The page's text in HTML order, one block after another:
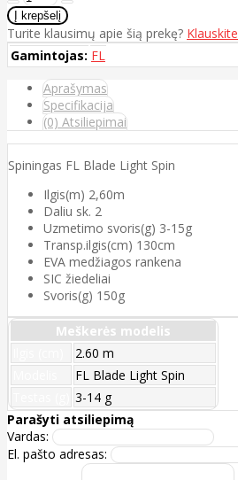
Turite klausimų apie šią prekę? Klauskite
Gamintojas: FL
Aprašymas
Specifikacija
(0) Atsiliepimai
Spiningas FL Blade Light Spin
Ilgis(m) 2,60m
Daliu sk. 2
Uzmetimo svoris(g) 3-15g
Transp.ilgis(cm) 130cm
EVA medžiagos rankena
SIC žiedeliai
Svoris(g) 150g
Meškerės modelis
2.60 m
FL Blade Light Spin
3-14 g
Parašyti atsiliepimą
Vardas:
El. pašto adresas: